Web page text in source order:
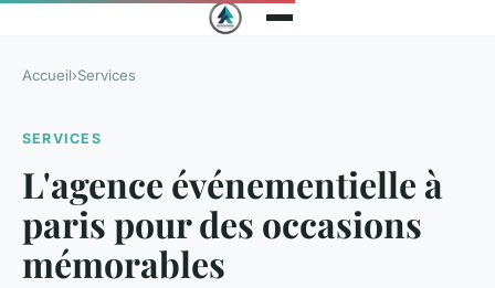
Accueil›Services
SERVICES
L'agence événementielle à
paris pour des occasions
mémorables